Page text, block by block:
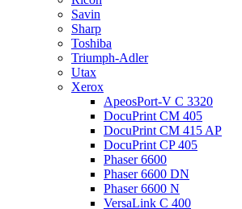
Savin
Sharp
Toshiba
Triumph-Adler
Utax
Xerox
ApeosPort-V C 3320
DocuPrint CM 405
DocuPrint CM 415 AP
DocuPrint CP 405
Phaser 6600
Phaser 6600 DN
Phaser 6600 N
VersaLink C 400